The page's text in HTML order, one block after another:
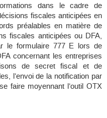
dans le cadre de
fiscales anticipées en
préalables en matière de
fiscales anticipées ou DFA,
le formulaire 777 E lors de
concernant les entreprises
de secret fiscal et de
l’envoi de la notification par
faire moyennant l’outil OTX